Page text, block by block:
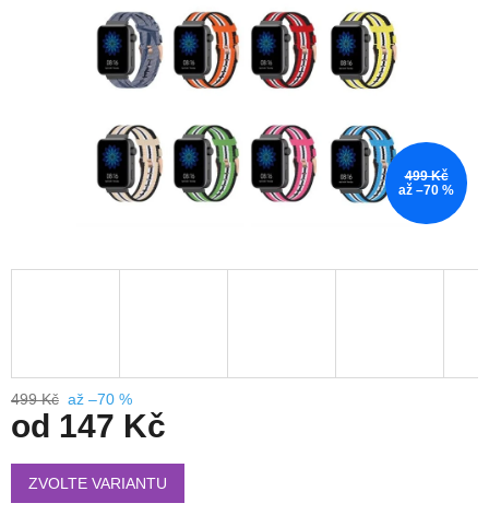
499 Kč
až –70 %
499 Kč až –70 %
od 147 Kč
Měrná
cena:
ZVOLTE VARIANTU